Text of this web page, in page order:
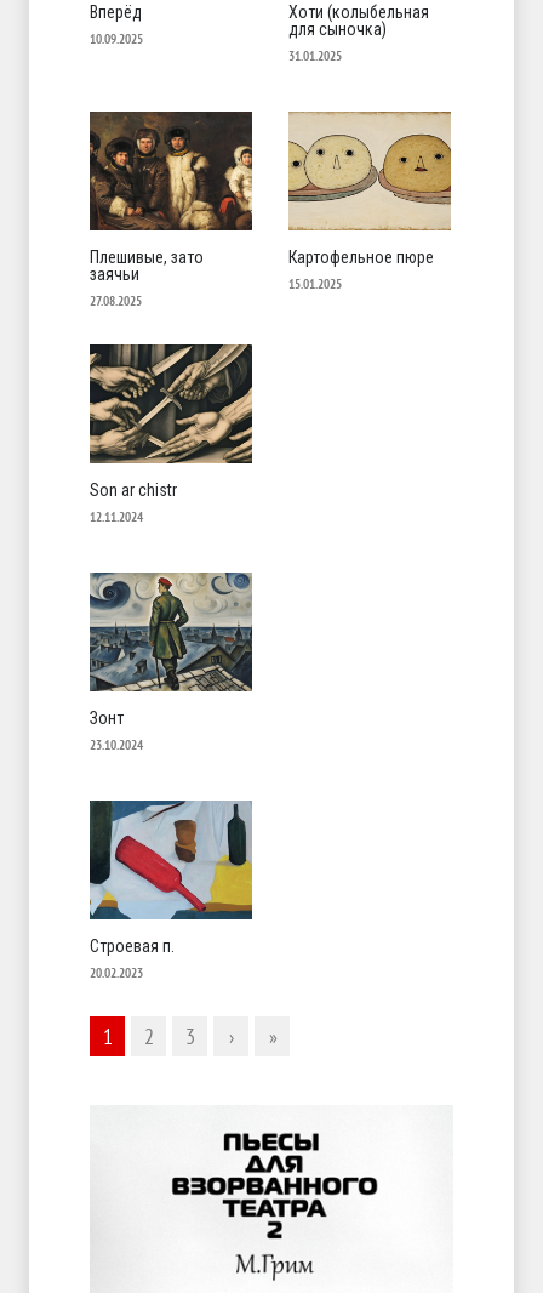
Вперёд
10.09.2025
Плешивые, зато
заячьи
27.08.2025
Хоти (колыбельная
для сыночка)
31.01.2025
Картофельное пюре
15.01.2025
Son ar chistr
12.11.2024
Зонт
23.10.2024
Строевая п.
20.02.2023
1 2 3 › »